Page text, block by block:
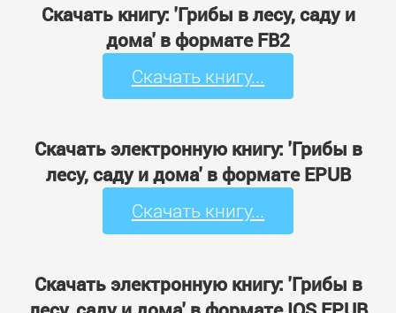
Скачать книгу: 'Грибы в лесу, саду и
дома' в формате FB2
Скачать книгу...
Скачать электронную книгу: 'Грибы в
лесу, саду и дома' в формате EPUB
Скачать книгу...
Скачать электронную книгу: 'Грибы в